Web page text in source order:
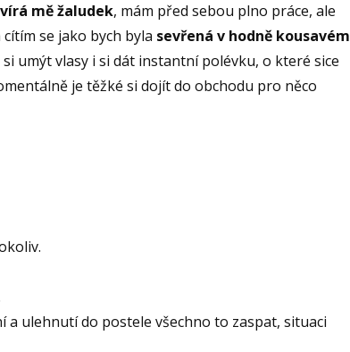
mě žaludek, mám před sebou plno práce, ale
cítím se jako bych byla sevřená v hodně kousavém
si umýt vlasy i si dát instantní polévku, o které sice
je těžké si dojít do obchodu pro něco
a ulehnutí do postele všechno to zaspat, situaci